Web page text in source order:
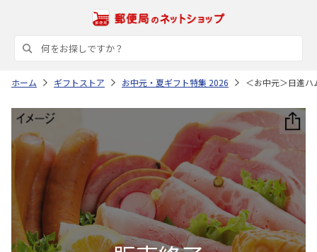
ホーム ギフトストア お中元・夏ギフト特集 2026 ＜お中元＞日進